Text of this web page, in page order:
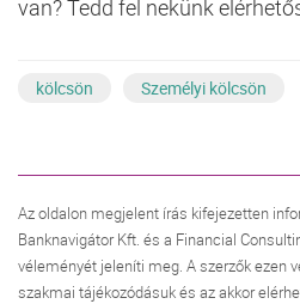
van? Tedd fel nekünk
kölcsön Személyi kölcsön
Az oldalon megjelent írás kifejezetten
Banknavigátor Kft. és a Financial
véleményét jeleníti meg. A szerzők ezen
szakmai tájékozódásuk és az akkor